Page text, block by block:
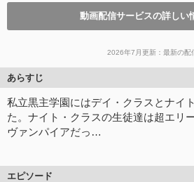
動画配信サービスの詳しい
2026年7月更新：最新の配
あらすじ
私立黒主学園にはデイ・クラスとナイ
た。ナイト・クラスの生徒達は超エリ
ヴァンパイアだっ…
エピソード